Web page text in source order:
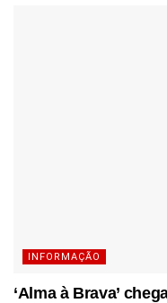
INFORMAÇÃO
‘Alma à Brava’